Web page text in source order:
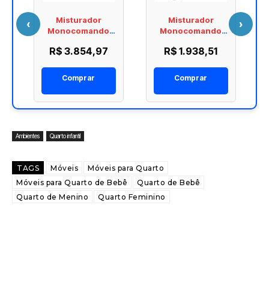
Misturador
Monocomando
Gourmet Deca
R$ 3.854,97
Comprar
Misturador
Monocomando
Bica Media Deca
2880.BL26.MT
R$ 1.938,51
Comprar
‹ ›
Ambientes Quarto infantil
TAGS Móveis
Móveis para Quarto
Móveis para Quarto de Bebê
Quarto de Bebê
Quarto de Menino
Quarto Feminino